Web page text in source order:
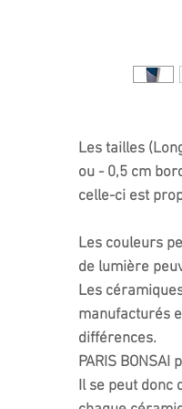
Les tailles
ou - 0,5 cm
celle-ci est
Les couleurs
de lumière
Les
manufacturés
différences.
PARIS
Il se peut donc